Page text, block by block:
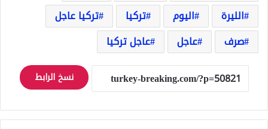
الليرة
اليوم تركيا
تركيا عاجل
صرف
عاجل عاجل تركيا
نسخ الرابط